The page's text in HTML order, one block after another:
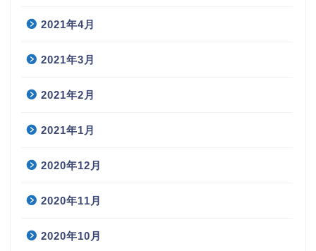
2021年4月
2021年3月
2021年2月
2021年1月
2020年12月
2020年11月
2020年10月